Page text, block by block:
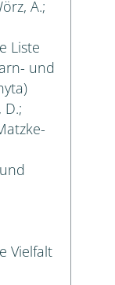
A.;
Liste
und
Vielfalt